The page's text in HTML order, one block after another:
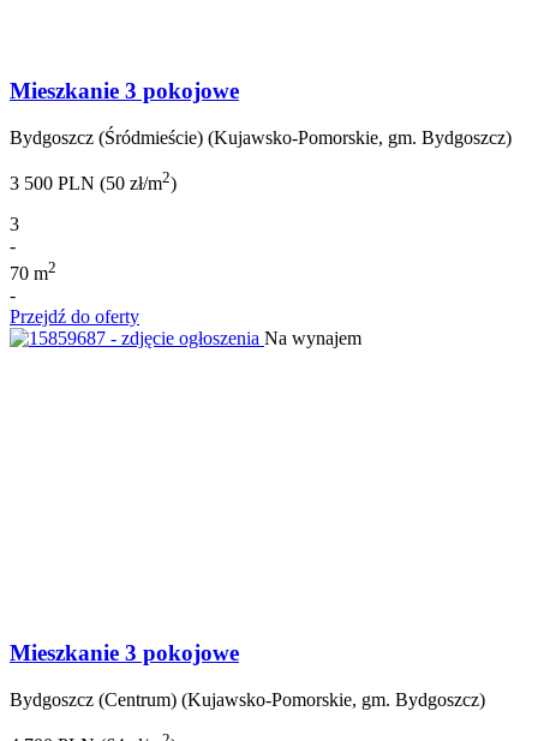
Mieszkanie 3 pokojowe
Bydgoszcz (Śródmieście) (Kujawsko-Pomorskie, gm. Bydgoszcz)
3 500 PLN (50 zł/m2)
3
-
70 m2
-
Przejdź do oferty
Na wynajem
Mieszkanie 3 pokojowe
Bydgoszcz (Centrum) (Kujawsko-Pomorskie, gm. Bydgoszcz)